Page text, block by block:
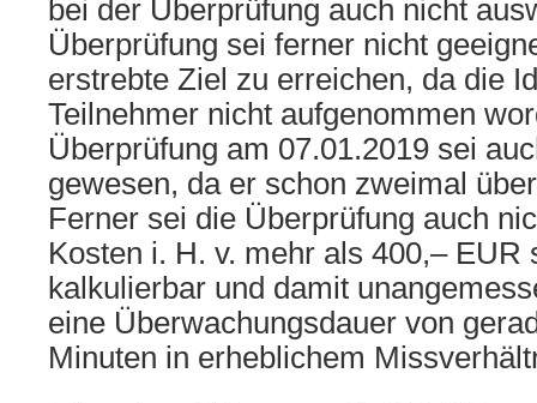
bei der Überprüfung auch nicht
Überprüfung sei ferner nicht
erstrebte Ziel zu erreichen, da die
Teilnehmer nicht aufgenommen
Überprüfung am 07.01.2019 sei
gewesen, da er schon zweimal
Ferner sei die Überprüfung auch
Kosten i. H. v. mehr als 400,– EUR
kalkulierbar und damit
eine Überwachungsdauer von
Minuten in erheblichem